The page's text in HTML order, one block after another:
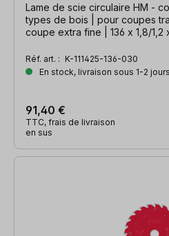
Lame de scie circulaire HM -
types de bois | pour coupes
coupe extra fine | 136 x 1,8/1,2
Réf. art. : K-111425-136-030
En stock, livraison sous 1-2
91,40 €
TTC, frais de livraison
en sus